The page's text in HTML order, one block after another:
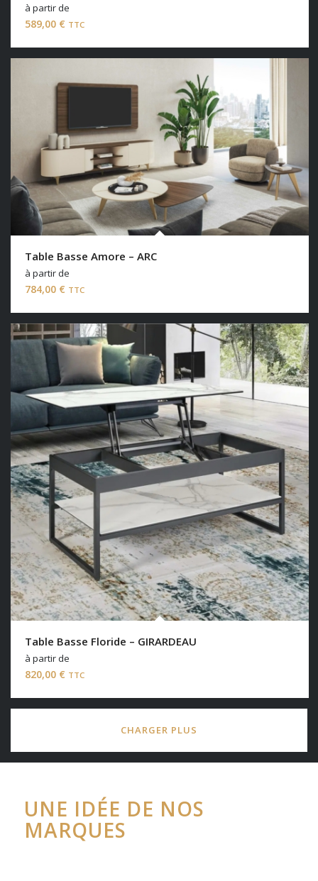
à partir de
589,00 € TTC
Table Basse Amore – ARC
à partir de
784,00 € TTC
Table Basse Floride – GIRARDEAU
à partir de
820,00 € TTC
CHARGER PLUS
UNE IDÉE DE NOS
MARQUES